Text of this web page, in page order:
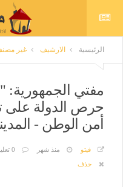
الرئيسية الارشيف غير
مفتي الجمهورية:
حرص الدولة على
أمن الوطن -
فيتو منذ شهر 0 تعليق
حذف